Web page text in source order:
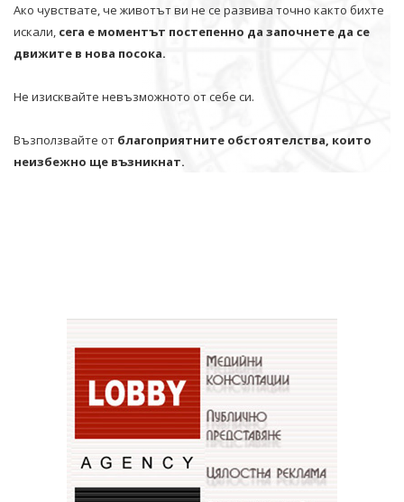
Ако чувствате, че животът ви не се развива точно както бихте
искали, сега е моментът постепенно да започнете да се
движите в нова посока.
Не изисквайте невъзможното от себе си.
Възползвайте от благоприятните обстоятелства, които
неизбежно ще възникнат.